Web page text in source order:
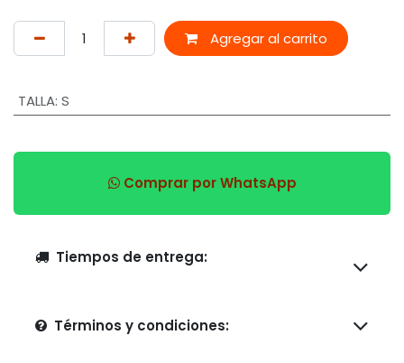
Agregar al carrito
TALLA: S
Comprar por WhatsApp
Tiempos de entrega:
Términos y condiciones: